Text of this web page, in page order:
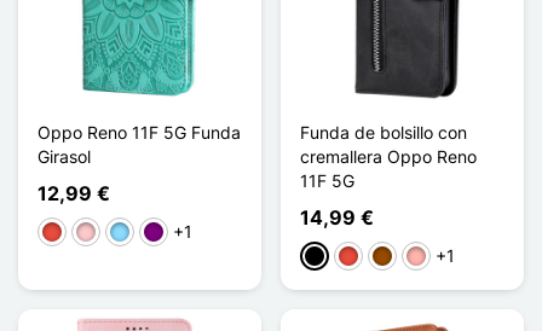
Oppo Reno 11F 5G Funda
Girasol
12,99 €
RojoRosaAzul claro
Púrpura
+1
Funda de bolsillo con
cremallera Oppo Reno
11F 5G
14,99 €
NegroRojoMarrónOro rosa
+1